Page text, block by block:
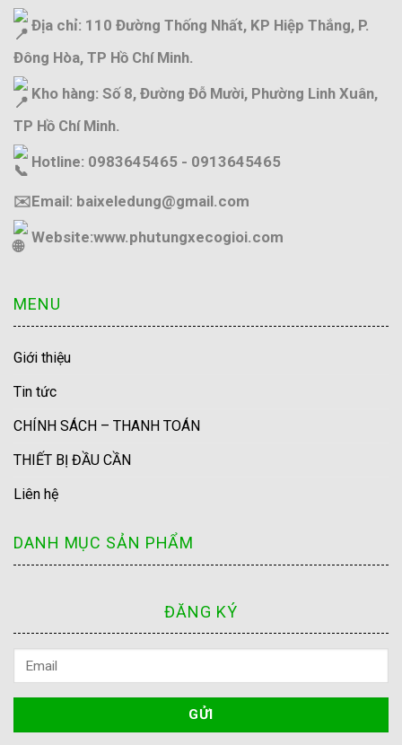
Địa chỉ: 110 Đường Thống Nhất, KP Hiệp Thắng, P.
Đông Hòa, TP Hồ Chí Minh.
Kho hàng: Số 8, Đường Đỗ Mười, Phường Linh Xuân,
TP Hồ Chí Minh.
Hotline: 0983645465 - 0913645465
✉️Email: baixeledung@gmail.com
Website:www.phutungxecogioi.com
MENU
Giới thiệu
Tin tức
CHÍNH SÁCH – THANH TOÁN
THIẾT BỊ ĐẦU CẦN
Liên hệ
DANH MỤC SẢN PHẨM
ĐĂNG KÝ